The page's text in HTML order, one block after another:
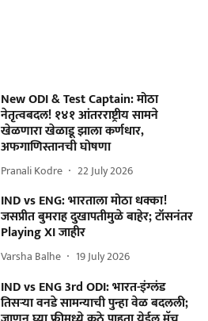
New ODI & Test Captain: मोठा
नेतृत्वबदल! १४१ आंतरराष्ट्रीय सामने
खेळणारा खेळाडू झाला कर्णधार,
अफगाणिस्तानची घोषणा
Pranali Kodre 22 July 2026
IND vs ENG: भारताला मोठा धक्का!
जसप्रीत बुमराह दुखापतीमुळे बाहेर; टॉसनंतर
Playing XI जाहीर
Varsha Balhe 19 July 2026
IND vs ENG 3rd ODI: भारत-इंग्लंड
तिसऱ्या वनडे सामन्याची पुन्हा वेळ बदलली;